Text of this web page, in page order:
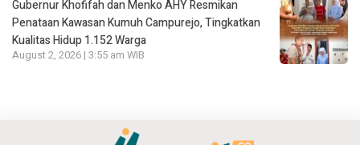
Gubernur Khofifah dan Menko AHY Resmikan
Penataan Kawasan Kumuh Campurejo, Tingkatkan
Kualitas Hidup 1.152 Warga
August 2, 2026 | 3:55 am WIB